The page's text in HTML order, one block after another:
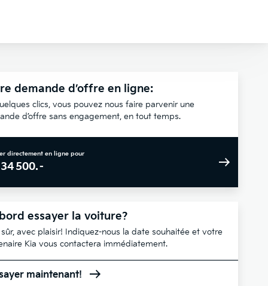
demande d’offre en ligne:
clics, vous pouvez nous faire parvenir une
d’offre sans engagement, en tout temps.
directement en ligne pour
34 500.–
essayer la voiture?
sûr, avec plaisir! Indiquez-nous la date souhaitée et votre
Kia vous contactera immédiatement.
maintenant!